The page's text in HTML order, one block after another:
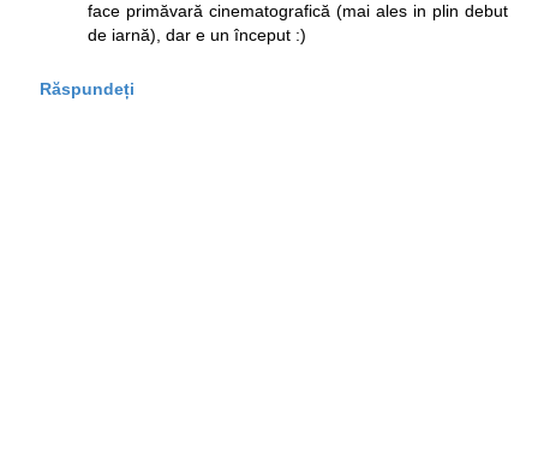
face primăvară cinematografică (mai ales in plin debut
de iarnă), dar e un început :)
Răspundeți